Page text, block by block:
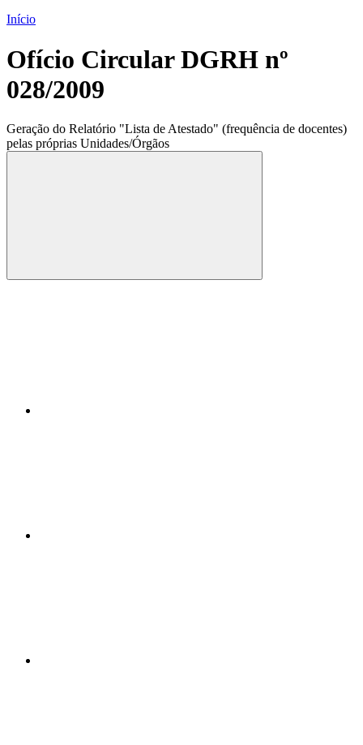
Início
Ofício Circular DGRH nº
028/2009
Geração do Relatório "Lista de Atestado" (frequência de docentes)
pelas próprias Unidades/Órgãos
Compartilhar